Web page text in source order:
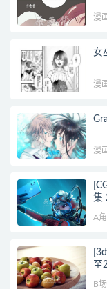
漫
女
漫
漫
集
A
B